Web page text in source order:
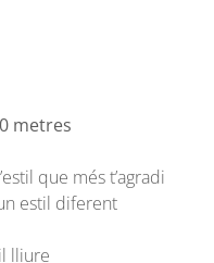
metres
que més t’agradi
estil diferent
lliure